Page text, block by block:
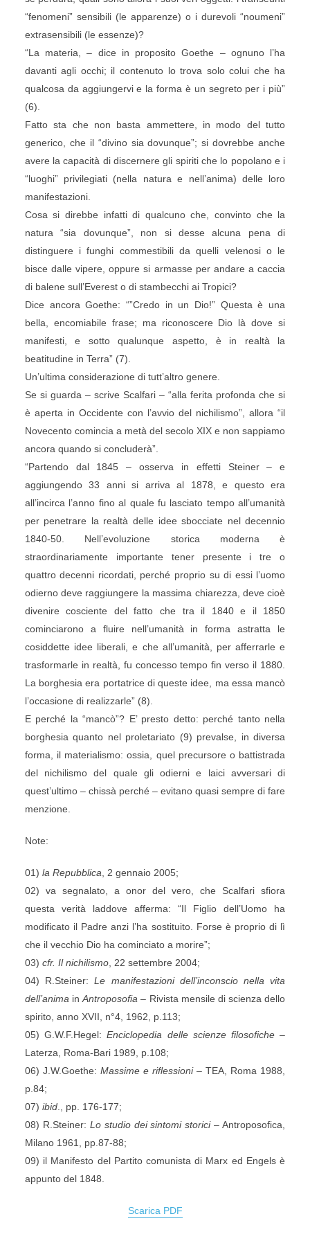
“fenomeni” sensibili (le apparenze) o i durevoli “noumeni”
extrasensibili (le essenze)?
“La materia, – dice in proposito Goethe – ognuno l’ha
davanti agli occhi; il contenuto lo trova solo colui che ha
qualcosa da aggiungervi e la forma è un segreto per i più”
(6).
Fatto sta che non basta ammettere, in modo del tutto
generico, che il “divino sia dovunque”; si dovrebbe anche
avere la capacità di discernere gli spiriti che lo popolano e i
“luoghi” privilegiati (nella natura e nell’anima) delle loro
manifestazioni.
Cosa si direbbe infatti di qualcuno che, convinto che la
natura “sia dovunque”, non si desse alcuna pena di
distinguere i funghi commestibili da quelli velenosi o le
bisce dalle vipere, oppure si armasse per andare a caccia
di balene sull’Everest o di stambecchi ai Tropici?
Dice ancora Goethe: “”Credo in un Dio!” Questa è una
bella, encomiabile frase; ma riconoscere Dio là dove si
manifesti, e sotto qualunque aspetto, è in realtà la
beatitudine in Terra” (7).
Un’ultima considerazione di tutt’altro genere.
Se si guarda – scrive Scalfari – “alla ferita profonda che si
è aperta in Occidente con l’avvio del nichilismo”, allora “il
Novecento comincia a metà del secolo XIX e non sappiamo
ancora quando si concluderà”.
“Partendo dal 1845 – osserva in effetti Steiner – e
aggiungendo 33 anni si arriva al 1878, e questo era
all’incirca l’anno fino al quale fu lasciato tempo all’umanità
per penetrare la realtà delle idee sbocciate nel decennio
1840-50. Nell’evoluzione storica moderna è
straordinariamente importante tener presente i tre o
quattro decenni ricordati, perché proprio su di essi l’uomo
odierno deve raggiungere la massima chiarezza, deve cioè
divenire cosciente del fatto che tra il 1840 e il 1850
cominciarono a fluire nell’umanità in forma astratta le
cosiddette idee liberali, e che all’umanità, per afferrarle e
trasformarle in realtà, fu concesso tempo fin verso il 1880.
La borghesia era portatrice di queste idee, ma essa mancò
l’occasione di realizzarle” (8).
E perché la “mancò”? E’ presto detto: perché tanto nella
borghesia quanto nel proletariato (9) prevalse, in diversa
forma, il materialismo: ossia, quel precursore o battistrada
del nichilismo del quale gli odierni e laici avversari di
quest’ultimo – chissà perché – evitano quasi sempre di fare
menzione.
Note:
01) la Repubblica , 2 gennaio 2005;
02) va segnalato, a onor del vero, che Scalfari sfiora
questa verità laddove afferma: “Il Figlio dell’Uomo ha
modificato il Padre anzi l’ha sostituito. Forse è proprio di lì
che il vecchio Dio ha cominciato a morire”;
03) cfr. Il nichilismo, 22 settembre 2004;
04) R.Steiner:Le manifestazioni dell’inconscio nella vita
dell’anima inAntroposofia – Rivista mensile di scienza dello
spirito, anno XVII, n°4, 1962, p.113;
05) G.W.F.Hegel:Enciclopedia delle scienze filosofiche–
Laterza, Roma-Bari 1989, p.108;
06) J.W.Goethe: Massime e riflessioni– TEA, Roma 1988,
p.84;
07) ibid., pp. 176-177;
08) R.Steiner: Lo studio dei sintomi storici– Antroposofica,
Milano 1961, pp.87-88;
09) il Manifesto del Partito comunista di Marx ed Engels è
appunto del 1848.
Scarica PDF